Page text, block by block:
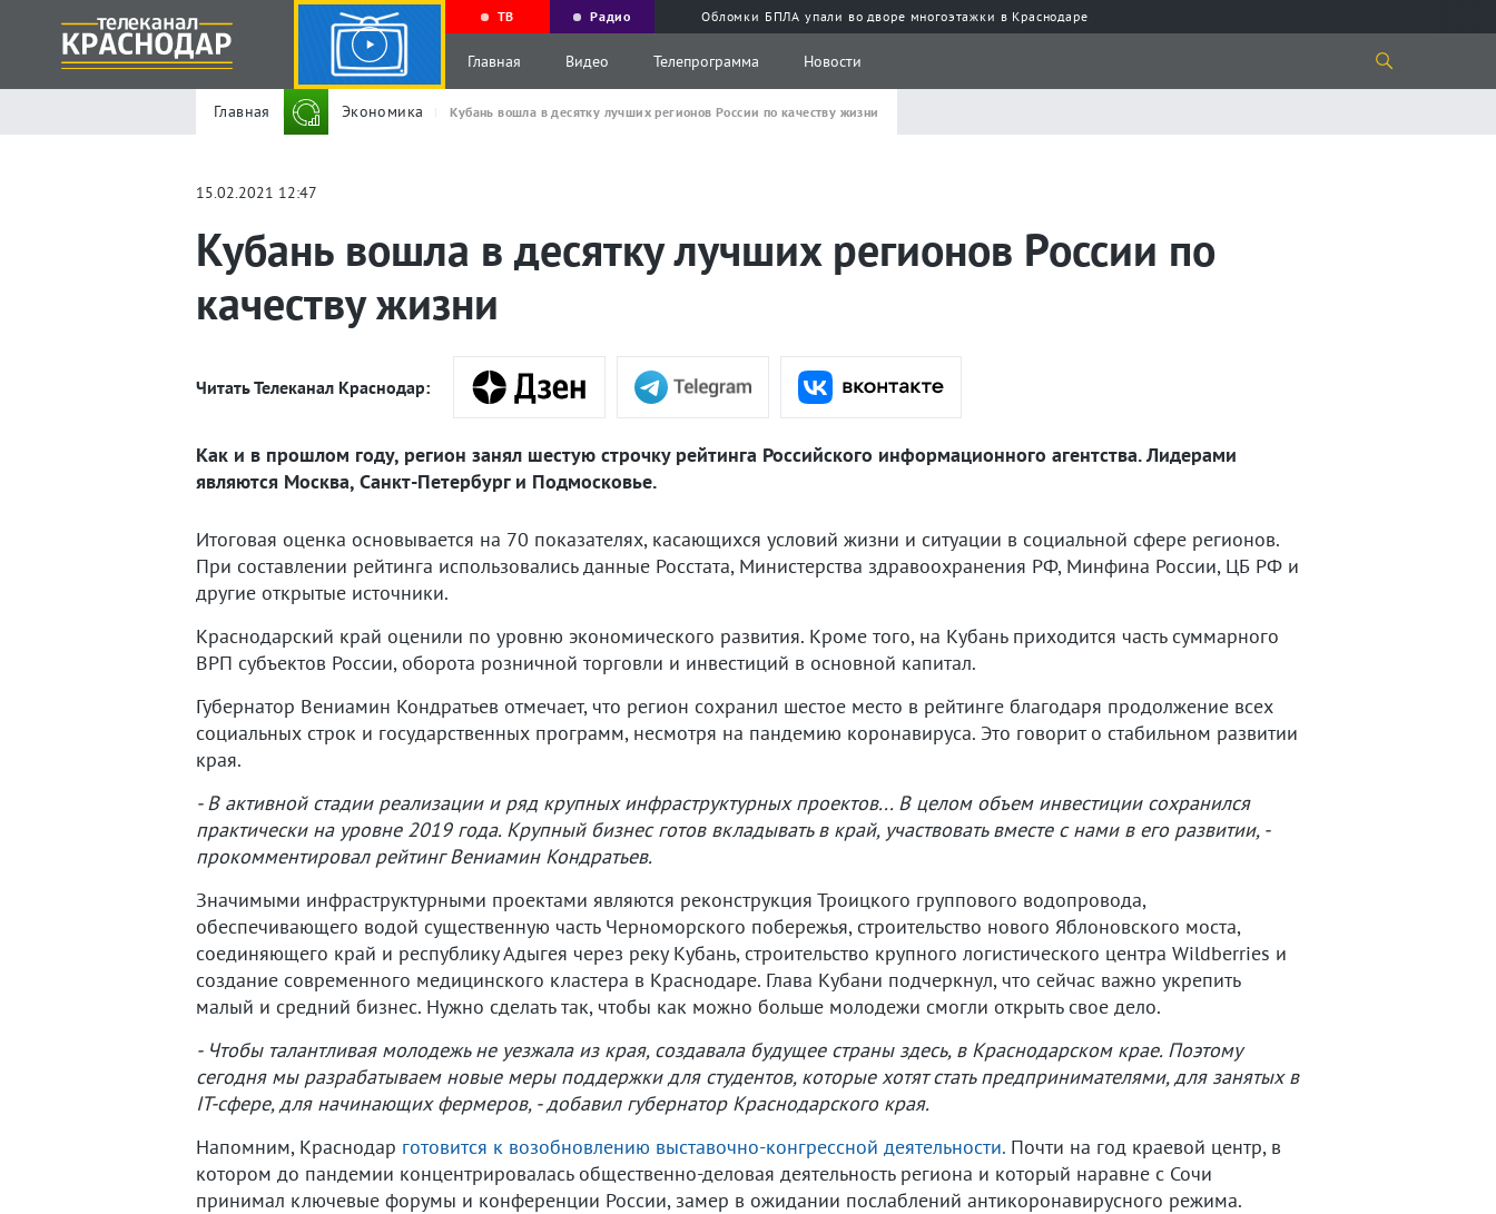
ТВ Радио Обломки БПЛА упали во дворе многоэтажки в Краснодаре
Главная Видео Телепрограмма Новости
Главная Экономика Кубань вошла в десятку лучших регионов России по качеству жизни
15.02.2021 12:47
Кубань вошла в десятку лучших регионов России по
качеству жизни
Читать Телеканал Краснодар:
Как и в прошлом году, регион занял шестую строчку рейтинга Российского информационного агентства. Лидерами
являются Москва, Санкт-Петербург и Подмосковье.
Итоговая оценка основывается на 70 показателях, касающихся условий жизни и ситуации в социальной сфере регионов.
При составлении рейтинга использовались данные Росстата, Министерства здравоохранения РФ, Минфина России, ЦБ РФ и
другие открытые источники.
Краснодарский край оценили по уровню экономического развития. Кроме того, на Кубань приходится часть суммарного
ВРП субъектов России, оборота розничной торговли и инвестиций в основной капитал.
Губернатор Вениамин Кондратьев отмечает, что регион сохранил шестое место в рейтинге благодаря продолжение всех
социальных строк и государственных программ, несмотря на пандемию коронавируса. Это говорит о стабильном развитии
края.
- В активной стадии реализации и ряд крупных инфраструктурных проектов... В целом объем инвестиции сохранился
практически на уровне 2019 года. Крупный бизнес готов вкладывать в край, участвовать вместе с нами в его развитии, -
прокомментировал рейтинг Вениамин Кондратьев.
Значимыми инфраструктурными проектами являются реконструкция Троицкого группового водопровода,
обеспечивающего водой существенную часть Черноморского побережья, строительство нового Яблоновского моста,
соединяющего край и республику Адыгея через реку Кубань, строительство крупного логистического центра Wildberries и
создание современного медицинского кластера в Краснодаре. Глава Кубани подчеркнул, что сейчас важно укрепить
малый и средний бизнес. Нужно сделать так, чтобы как можно больше молодежи смогли открыть свое дело.
- Чтобы талантливая молодежь не уезжала из края, создавала будущее страны здесь, в Краснодарском крае. Поэтому
сегодня мы разрабатываем новые меры поддержки для студентов, которые хотят стать предпринимателями, для занятых в
IT-сфере, для начинающих фермеров, - добавил губернатор Краснодарского края.
Напомним, Краснодар готовится к возобновлению выставочно-конгрессной деятельности. Почти на год краевой центр, в
котором до пандемии концентрировалась общественно-деловая деятельность региона и который наравне с Сочи
принимал ключевые форумы и конференции России, замер в ожидании послаблений антикоронавирусного режима.